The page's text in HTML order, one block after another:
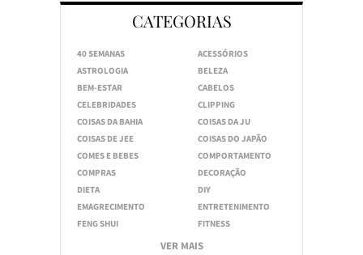
CATEGORIAS
40 SEMANAS
ACESSÓRIOS
ASTROLOGIA
BELEZA
BEM-ESTAR
CABELOS
CELEBRIDADES
CLIPPING
COISAS DA BAHIA
COISAS DA JU
COISAS DE JEE
COISAS DO JAPÃO
COMES E BEBES
COMPORTAMENTO
COMPRAS
DECORAÇÃO
DIETA
DIY
EMAGRECIMENTO
ENTRETENIMENTO
FENG SHUI
FITNESS
VER MAIS